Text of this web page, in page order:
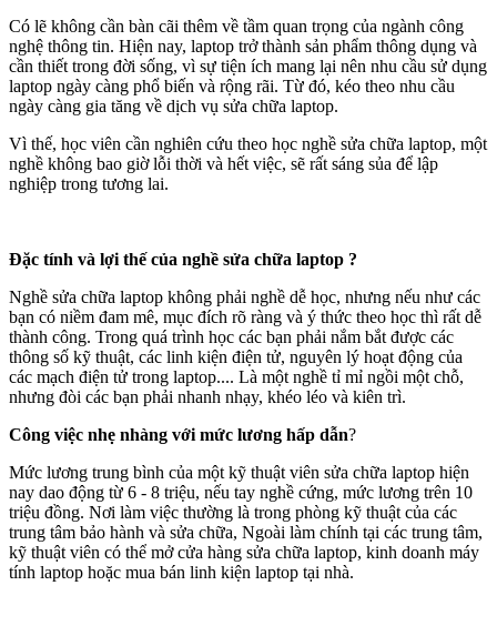
Có lẽ không cần bàn cãi thêm về tầm quan trọng của ngành công
nghệ thông tin. Hiện nay, laptop trở thành sản phẩm thông dụng và
cần thiết trong đời sống, vì sự tiện ích mang lại nên nhu cầu sử dụng
laptop ngày càng phổ biến và rộng rãi. Từ đó, kéo theo nhu cầu
ngày càng gia tăng về dịch vụ sửa chữa laptop.
Vì thế, học viên cần nghiên cứu theo học nghề sửa chữa laptop, một
nghề không bao giờ lỗi thời và hết việc, sẽ rất sáng sủa để lập
nghiệp trong tương lai.
Đặc tính và lợi thế của nghề sửa chữa laptop ?
Nghề sửa chữa laptop không phải nghề dễ học, nhưng nếu như các
bạn có niềm đam mê, mục đích rõ ràng và ý thức theo học thì rất dễ
thành công. Trong quá trình học các bạn phải nắm bắt được các
thông số kỹ thuật, các linh kiện điện tử, nguyên lý hoạt động của
các mạch điện tử trong laptop.... Là một nghề tỉ mỉ ngồi một chỗ,
nhưng đòi các bạn phải nhanh nhạy, khéo léo và kiên trì.
Công việc nhẹ nhàng với mức lương hấp dẫn?
Mức lương trung bình của một kỹ thuật viên sửa chữa laptop hiện
nay dao động từ 6 - 8 triệu, nếu tay nghề cứng, mức lương trên 10
triệu đồng. Nơi làm việc thường là trong phòng kỹ thuật của các
trung tâm bảo hành và sửa chữa, Ngoài làm chính tại các trung tâm,
kỹ thuật viên có thể mở cửa hàng sửa chữa laptop, kinh doanh máy
tính laptop hoặc mua bán linh kiện laptop tại nhà.